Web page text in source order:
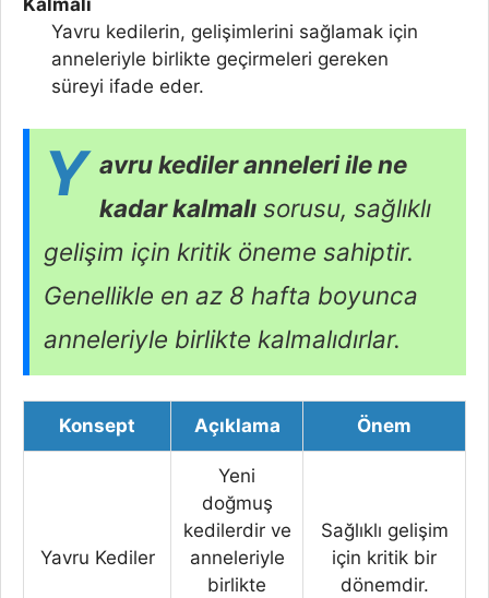
Kalmalı
Yavru kedilerin, gelişimlerini sağlamak için
anneleriyle birlikte geçirmeleri gereken
süreyi ifade eder.
Y avru kediler anneleri ile ne
kadar kalmalı sorusu, sağlıklı
gelişim için kritik öneme sahiptir.
Genellikle en az 8 hafta boyunca
anneleriyle birlikte kalmalıdırlar.
Konsept Açıklama Önem
Yavru Kediler
Yeni
doğmuş
kedilerdir ve
anneleriyle
birlikte
Sağlıklı gelişim
için kritik bir
dönemdir.